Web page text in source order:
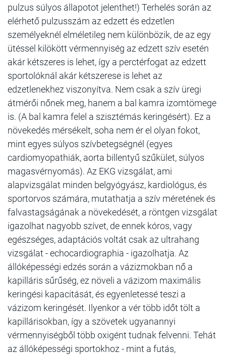
pulzus súlyos állapotot jelenthet!) Terhelés során az
elérhető pulzusszám az edzett és edzetlen
személyeknél elméletileg nem különbözik, de az egy
ütéssel kilökött vérmennyiség az edzett szív esetén
akár kétszeres is lehet, így a perctérfogat az edzett
sportolóknál akár kétszerese is lehet az
edzetlenekhez viszonyítva. Nem csak a szív üregi
átmérői nőnek meg, hanem a bal kamra izomtömege
is. (A bal kamra felel a szisztémás keringésért). Ez a
növekedés mérsékelt, soha nem ér el olyan fokot,
mint egyes súlyos szívbetegségnél (egyes
cardiomyopathiák, aorta billentyű szűkület, súlyos
magasvérnyomás). Az EKG vizsgálat, ami
alapvizsgálat minden belgyógyász, kardiológus, és
sportorvos számára, mutathatja a szív méretének és
falvastagságának a növekedését, a röntgen vizsgálat
igazolhat nagyobb szívet, de ennek kóros, vagy
egészséges, adaptációs voltát csak az ultrahang
vizsgálat - echocardiographia - igazolhatja. Az
állóképességi edzés során a vázizmokban nő a
kapilláris sűrűség, ez növeli a vázizom maximális
keringési kapacitását, és egyenletessé teszi a
vázizom keringését. Ilyenkor a vér több időt tölt a
kapillárisokban, így a szövetek ugyanannyi
vérmennyiségből több oxigént tudnak felvenni. Tehát
az állóképességi sportokhoz - mint a futás,